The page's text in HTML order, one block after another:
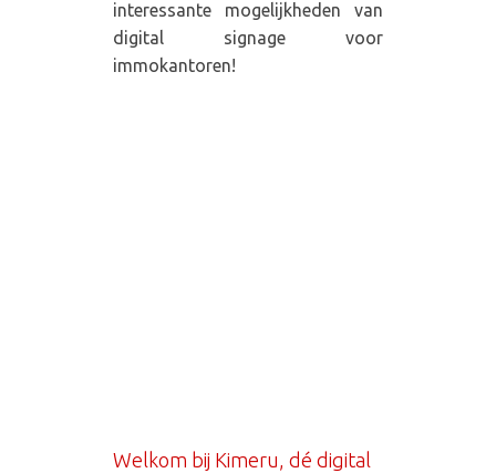
interessante mogelijkheden van
digital signage voor
immokantoren!
Welkom bij Kimeru, dé digital